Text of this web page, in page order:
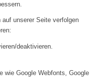
unserer Seite verfolgen
deaktivieren.
wie Google Webfonts, Google